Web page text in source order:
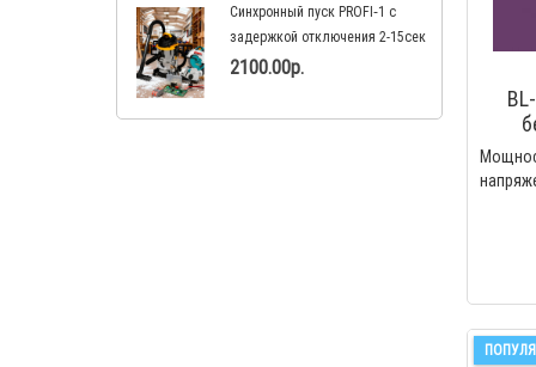
Синхронный пуск PROFI‑1 с
задержкой отключения 2-15сек
3,5кВТ
2100.00р.